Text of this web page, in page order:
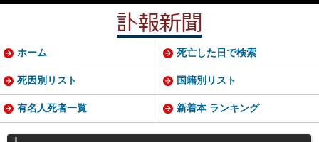
ホーム 死亡した日で検索
死因別リスト 国籍別リスト
有名人死者一覧 新着本 ランキング